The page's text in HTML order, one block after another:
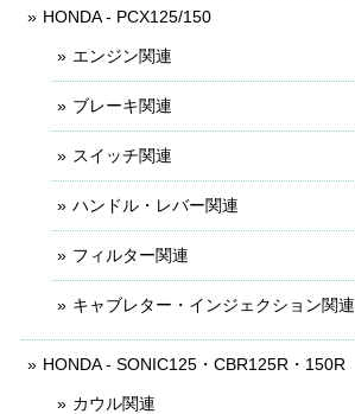
HONDA - PCX125/150
エンジン関連
ブレーキ関連
スイッチ関連
ハンドル・レバー関連
フィルター関連
キャブレター・インジェクション関連
HONDA - SONIC125・CBR125R・150R
カウル関連